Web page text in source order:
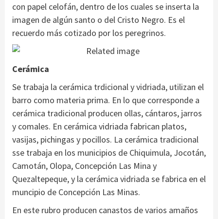
con papel celofán, dentro de los cuales se inserta la
imagen de algún santo o del Cristo Negro. Es el
recuerdo más cotizado por los peregrinos.
Cerámica
Se trabaja la cerámica trdicional y vidriada, utilizan el
barro como materia prima. En lo que corresponde a
cerámica tradicional producen ollas, cántaros, jarros
y comales. En cerámica vidriada fabrican platos,
vasijas, pichingas y pocillos. La cerámica tradicional
sse trabaja en los municipios de Chiquimula, Jocotán,
Camotán, Olopa, Concepción Las Mina y
Quezaltepeque, y la cerámica vidriada se fabrica en el
muncipio de Concepción Las Minas.
En este rubro producen canastos de varios amaños